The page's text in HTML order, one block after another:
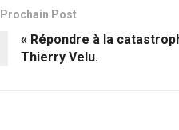
Prochain Post
« Répondre à la
Thierry Velu.